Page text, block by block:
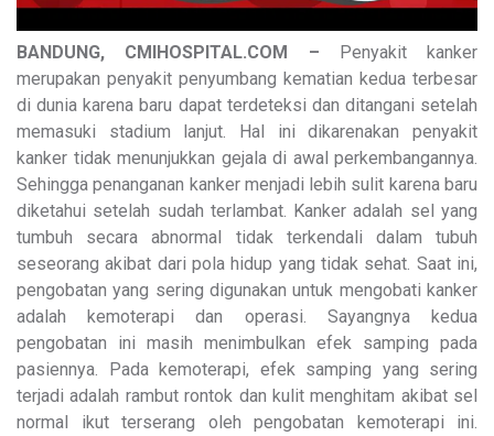
BANDUNG, CMIHOSPITAL.COM – Penyakit kanker
merupakan penyakit penyumbang kematian kedua terbesar
di dunia karena baru dapat terdeteksi dan ditangani setelah
memasuki stadium lanjut. Hal ini dikarenakan penyakit
kanker tidak menunjukkan gejala di awal perkembangannya.
Sehingga penanganan kanker menjadi lebih sulit karena baru
diketahui setelah sudah terlambat. Kanker adalah sel yang
tumbuh secara abnormal tidak terkendali dalam tubuh
seseorang akibat dari pola hidup yang tidak sehat. Saat ini,
pengobatan yang sering digunakan untuk mengobati kanker
adalah kemoterapi dan operasi. Sayangnya kedua
pengobatan ini masih menimbulkan efek samping pada
pasiennya. Pada kemoterapi, efek samping yang sering
terjadi adalah rambut rontok dan kulit menghitam akibat sel
normal ikut terserang oleh pengobatan kemoterapi ini.